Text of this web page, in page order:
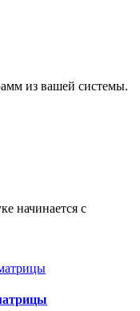
из вашей системы.
начинается с